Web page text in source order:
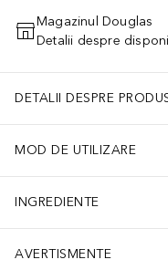
Magazinul Douglas
Detalii despre
DETALII DESPRE
MOD DE UTILIZARE
INGREDIENTE
AVERTISMENTE